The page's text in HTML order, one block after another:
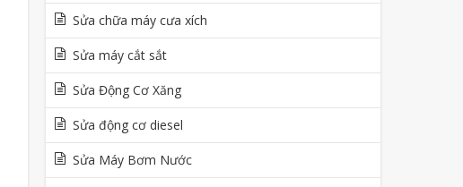
Sửa chữa máy cưa xích
Sửa máy cắt sắt
Sửa Động Cơ Xăng
Sửa động cơ diesel
Sửa Máy Bơm Nước